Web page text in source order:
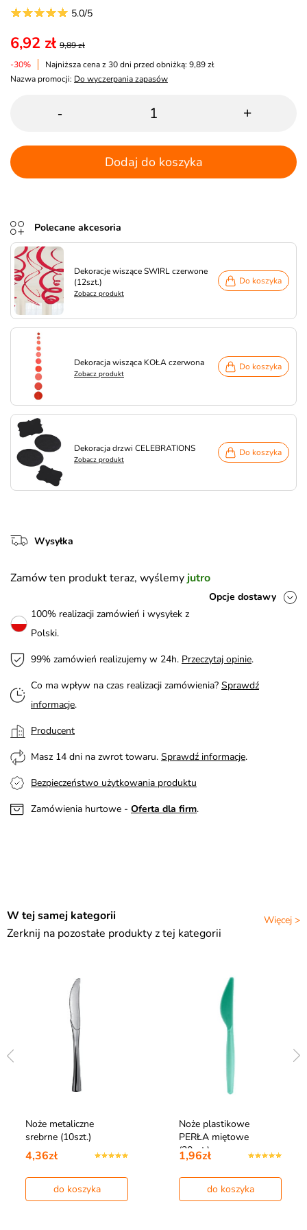
5.0/5
6,92 zł 9,89 zł
-30%
Najniższa cena z 30 dni przed obniżką: 9,89 zł
Nazwa promocji: Do wyczerpania zapasów
- +
Dodaj do koszyka
Polecane akcesoria
Dekoracje wiszące SWIRL czerwone
(12szt.)
Zobacz produkt
Do koszyka
Dekoracja wisząca KOŁA czerwona
Zobacz produkt
Do koszyka
Dekoracja drzwi CELEBRATIONS
Zobacz produkt
Do koszyka
Wysyłka
Zamów ten produkt teraz, wyślemy jutro
Opcje dostawy
100% realizacji zamówień i wysyłek z
Polski.
99% zamówień realizujemy w 24h. Przeczytaj opinie.
Co ma wpływ na czas realizacji zamówienia? Sprawdź
informacje.
Producent
Masz 14 dni na zwrot towaru. Sprawdź informacje.
Bezpieczeństwo użytkowania produktu
Zamówienia hurtowe - Oferta dla firm.
Więcej >
W tej samej kategorii
Zerknij na pozostałe produkty z tej kategorii
Noże metaliczne
srebrne (10szt.)
4,36zł
do koszyka
Noże plastikowe
PERŁA miętowe
(20szt.)
1,96zł
do koszyka